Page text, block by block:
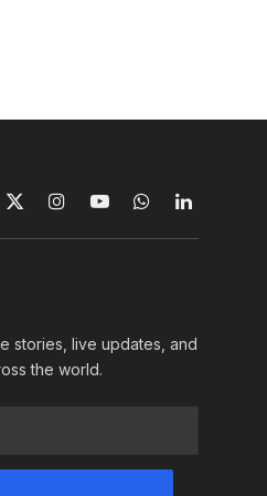
X
(Twitter)
InstagramYouTubeWhatsAppLinkedIn
stories, live updates, and
the world.